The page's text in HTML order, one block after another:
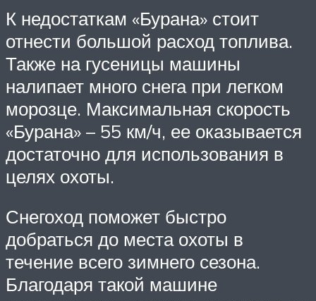
К недостаткам «Бурана» стоит
отнести большой расход топлива.
Также на гусеницы машины
налипает много снега при легком
морозце. Максимальная скорость
«Бурана» – 55 км/ч, ее оказывается
достаточно для использования в
целях охоты.
Снегоход поможет быстро
добраться до места охоты в
течение всего зимнего сезона.
Благодаря такой машине